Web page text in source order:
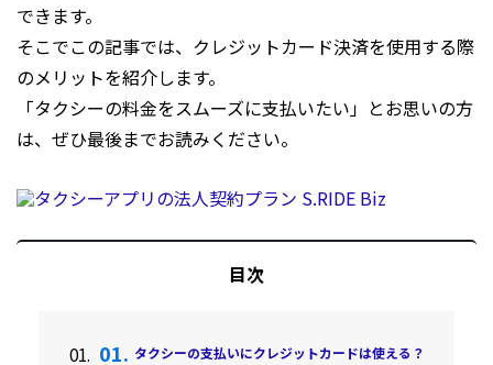
できます。
そこでこの記事では、クレジットカード決済を使用する際
のメリットを紹介します。
「タクシーの料金をスムーズに支払いたい」とお思いの方
は、ぜひ最後までお読みください。
目次
タクシーの支払いにクレジットカードは使える？